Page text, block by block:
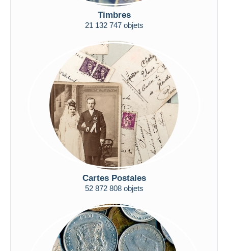
$US à
Uniquement en réduction
Livraison gratuite
Méthodes de paiement
Virement bancaire
Visa
Mastercard
Bancontact
iDeal
Maestro
Résidence du vendeur
Timbres
21 132 747 objets
Cartes Postales
52 872 808 objets